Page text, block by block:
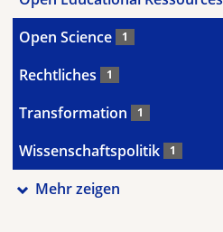
Open Science 1
Rechtliches 1
Transformation 1
Wissenschaftspolitik 1
Mehr zeigen